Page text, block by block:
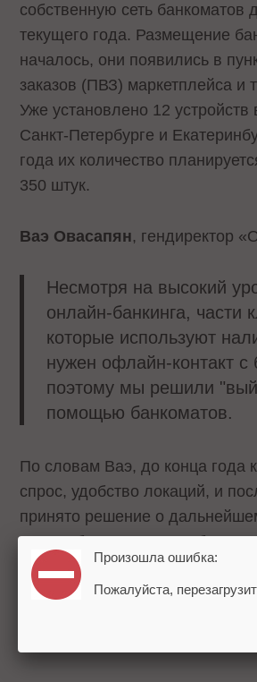
собственную сеть банкоматов
текущего года. Размещение
началось, они появились в
заказов (ПВЗ) маркетплейса и
Уже установлено 12 устройств
Санкт-Петербурге и
года их количество
350 штук.
Ваэ Овасапян, гендиректор
Несмотря на высокий
онлайн-банкинга, части
которые используют
нужен офлайн-контакт с
поэтому мы решили
помощью банкоматов.
По словам Ваэ, до конца года
спрос, удобство локаций, и
принято решение о
масштабировании сети
Озон Банке сообщили, что
наличных и пополнения
Произошла ошибка:
Пожалуйста,